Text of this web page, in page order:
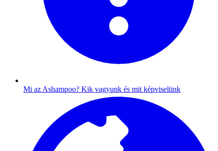
Mi az Ashampoo? Kik vagyunk és mit képviselünk